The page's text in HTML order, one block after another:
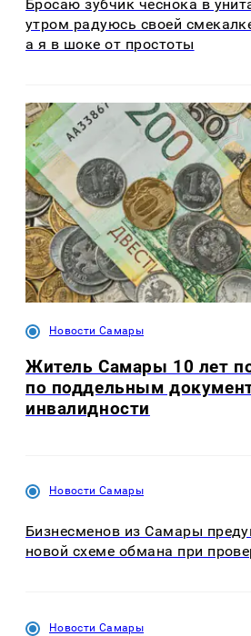
Бросаю зубчик чеснока в
утром радуюсь своей
а я в шоке от простоты
Новости Самары
Житель Самары 10 лет
по поддельным
инвалидности
Новости Самары
Бизнесменов из Самары
новой схеме обмана при
Новости Самары